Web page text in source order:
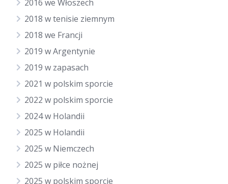
2016 we Włoszech
2018 w tenisie ziemnym
2018 we Francji
2019 w Argentynie
2019 w zapasach
2021 w polskim sporcie
2022 w polskim sporcie
2024 w Holandii
2025 w Holandii
2025 w Niemczech
2025 w piłce nożnej
2025 w polskim sporcie